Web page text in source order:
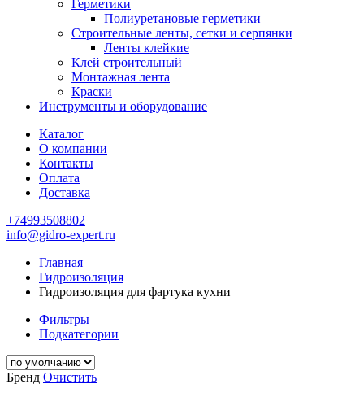
Герметики
Полиуретановые герметики
Строительные ленты, сетки и серпянки
Ленты клейкие
Клей строительный
Монтажная лента
Краски
Инструменты и оборудование
Каталог
О компании
Контакты
Оплата
Доставка
+74993508802
info@gidro-expert.ru
Главная
Гидроизоляция
Гидроизоляция для фартука кухни
Фильтры
Подкатегории
Бренд Очистить